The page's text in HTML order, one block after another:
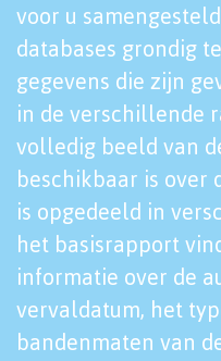
voor u
databases grondig
gegevens die zijn
in de verschillende
volledig beeld van
beschikbaar is over
is opgedeeld in
het basisrapport
informatie over de
vervaldatum, het
bandenmaten van